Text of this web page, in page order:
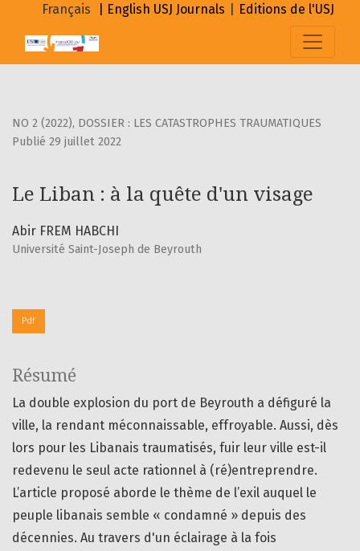
Le Liban : à la quête d&#039;un visage
Français | English USJ Journals Editions de l'USJ
NO 2 (2022), DOSSIER : LES CATASTROPHES TRAUMATIQUES
Le Liban : à la quête d'un visage
Publié 29 juillet 2022
Abir FREM HABCHI
Université Saint-Joseph de Beyrouth
Pdf
Résumé
La double explosion du port de Beyrouth a défiguré la
ville, la rendant méconnaissable, effroyable. Aussi, dès
lors pour les Libanais traumatisés, fuir leur ville est-il
redevenu le seul acte rationnel à (ré)entreprendre.
L’article proposé aborde le thème de l’exil auquel le
peuple libanais semble « condamné » depuis des
décennies. Au travers d'un éclairage à la fois